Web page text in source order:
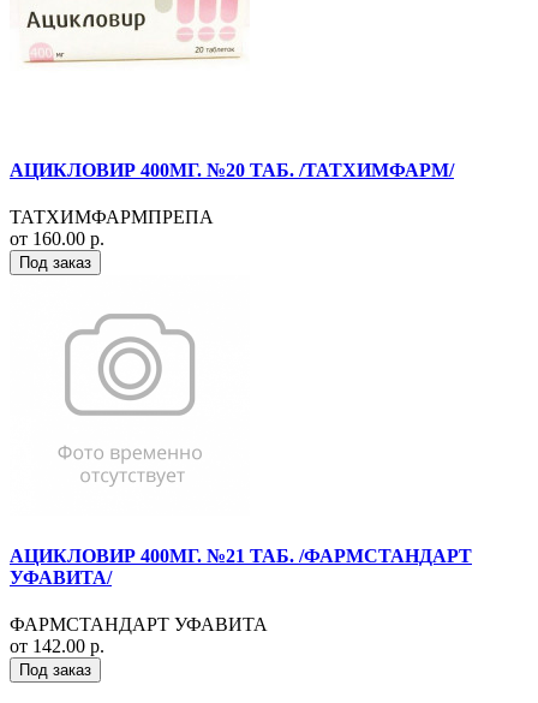
АЦИКЛОВИР 400МГ. №20 ТАБ. /ТАТХИМФАРМ/
ТАТХИМФАРМПРЕПА
от 160.00 р.
Под заказ
АЦИКЛОВИР 400МГ. №21 ТАБ. /ФАРМСТАНДАРТ
УФАВИТА/
ФАРМСТАНДАРТ УФАВИТА
от 142.00 р.
Под заказ